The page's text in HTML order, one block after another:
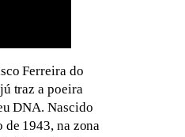
Ferreira do
traz a poeira
DNA. Nascido
de 1943, na zona